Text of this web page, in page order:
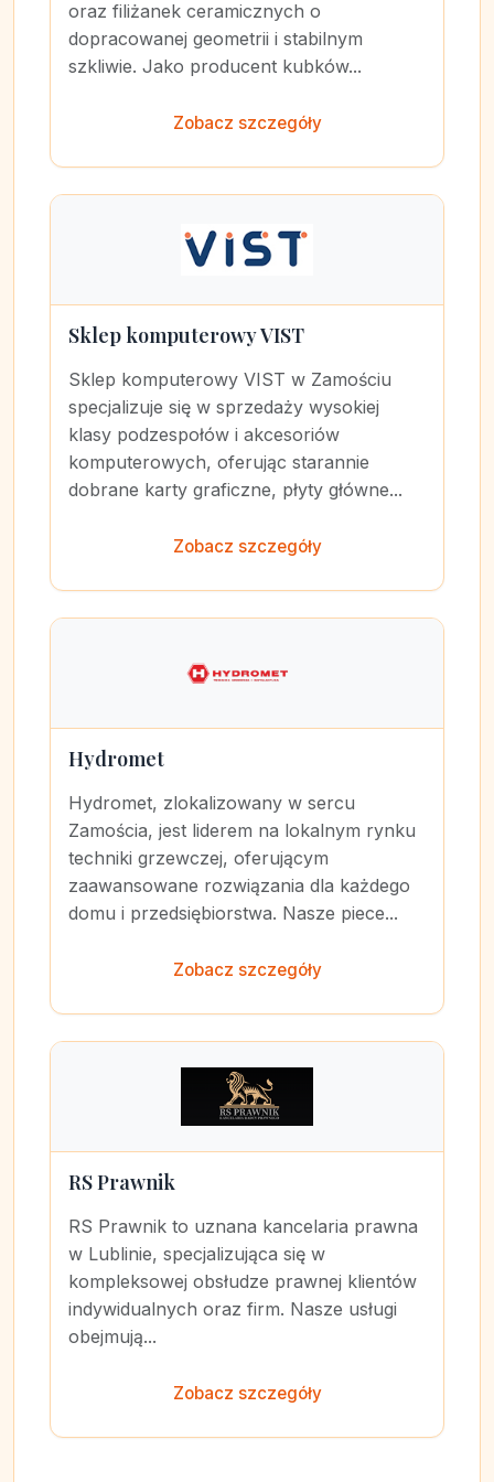
oraz filiżanek ceramicznych o
dopracowanej geometrii i stabilnym
szkliwie. Jako producent kubków...
Zobacz szczegóły
Sklep komputerowy VIST
Sklep komputerowy VIST w Zamościu
specjalizuje się w sprzedaży wysokiej
klasy podzespołów i akcesoriów
komputerowych, oferując starannie
dobrane karty graficzne, płyty główne...
Zobacz szczegóły
Hydromet
Hydromet, zlokalizowany w sercu
Zamościa, jest liderem na lokalnym rynku
techniki grzewczej, oferującym
zaawansowane rozwiązania dla każdego
domu i przedsiębiorstwa. Nasze piece...
Zobacz szczegóły
RS Prawnik
RS Prawnik to uznana kancelaria prawna
w Lublinie, specjalizująca się w
kompleksowej obsłudze prawnej klientów
indywidualnych oraz firm. Nasze usługi
obejmują...
Zobacz szczegóły